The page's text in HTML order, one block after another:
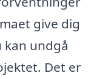
give dig
undgå
Det er